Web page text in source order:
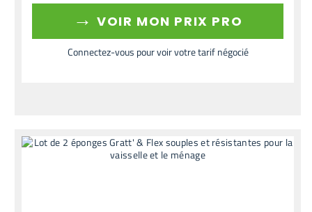
→ VOIR MON PRIX PRO
Connectez-vous pour voir votre tarif négocié